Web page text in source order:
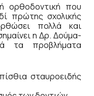
ορθοδοντική που
πρώτης σχολικής
πολλά και
η Δρ. Δούμα-
τα προβλήματα
σταυροειδής